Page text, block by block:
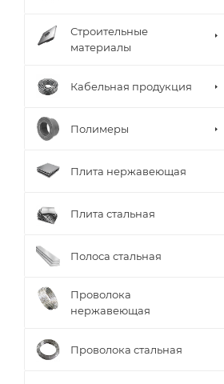
Строительные
материалы
Кабельная продукция
Полимеры
Плита нержавеющая
Плита стальная
Полоса стальная
Проволока
нержавеющая
Проволока стальная